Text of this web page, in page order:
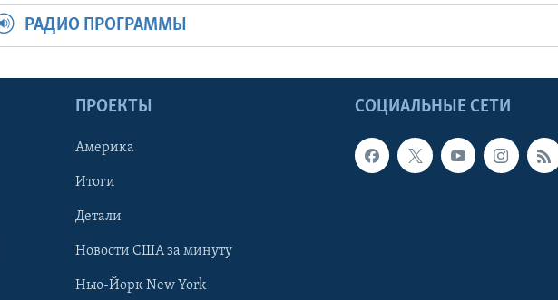
РАДИО ПРОГРАММЫ
СОЦИАЛЬНЫЕ СЕТИ
ПРОЕКТЫ
Америка
Итоги
Детали
Новости США за минуту
Нью-Йорк New York